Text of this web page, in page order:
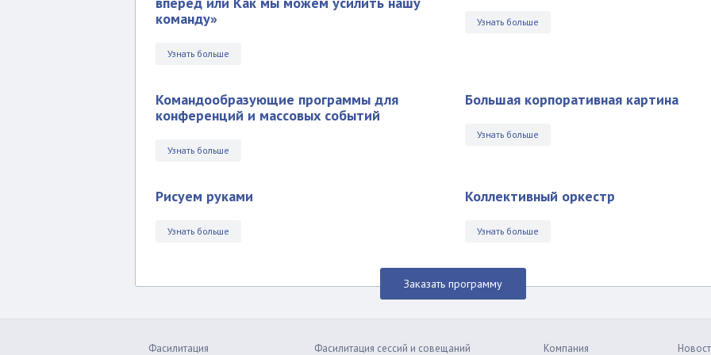
команду»
Узнать больше
Узнать больше
Командообразующие программы для
конференций и массовых событий
Узнать больше
Большая корпоративная картина
Узнать больше
Рисуем руками
Узнать больше
Коллективный оркестр
Узнать больше
Заказать программу
Фасилитация Фасилитация сессий и совещаний Компания